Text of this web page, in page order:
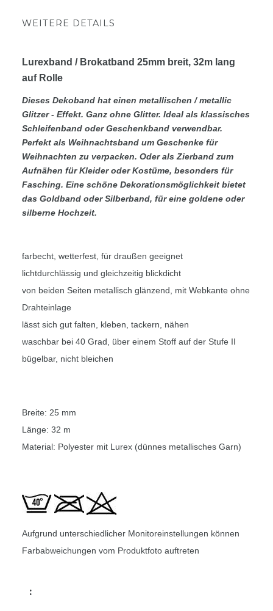
WEITERE DETAILS
Lurexband / Brokatband 25mm breit, 32m lang
auf Rolle
Dieses Dekoband hat einen metallischen / metallic
Glitzer - Effekt. Ganz ohne Glitter. Ideal als klassisches
Schleifenband oderGeschenkband verwendbar.
Perfekt als Weihnachtsband um Geschenke für
Weihnachten zu verpacken. Oder alsZierband zum
Aufnähen für Kleider oder Kostüme, besonders für
Fasching. Eine schöne Dekorationsmöglichkeit bietet
das Goldband oder Silberband, für eine goldene oder
silberne Hochzeit.
farbecht, wetterfest, für draußen geeignet
lichtdurchlässig und gleichzeitig blickdicht
von beiden Seiten metallisch glänzend, mit Webkante ohne
Drahteinlage
lässt sich gut falten, kleben, tackern, nähen
waschbar bei 40 Grad, über einem Stoff auf der Stufe II
bügelbar, nicht bleichen
Breite: 25 mm
Länge: 32 m
Material: Polyester mit Lurex (dünnes metallisches Garn)
Aufgrund unterschiedlicher Monitoreinstellungen können
Farbabweichungen vom Produktfoto auftreten
: